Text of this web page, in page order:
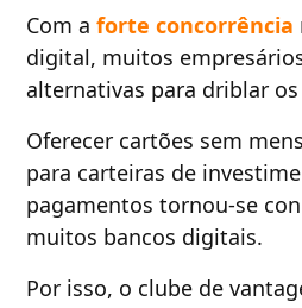
Com aforte concorrência
digital, muitos
alternativas para driblar
Oferecer cartões sem
para carteiras de
pagamentos tornou-se
muitos bancos digitais.
Por isso, o clube de